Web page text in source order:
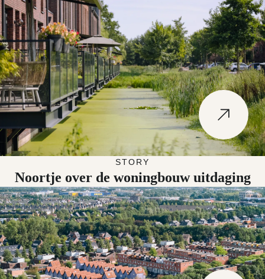
Naar Noortje over de woningbouw uitdaging
STORY
Noortje over de woningbouw uitdaging